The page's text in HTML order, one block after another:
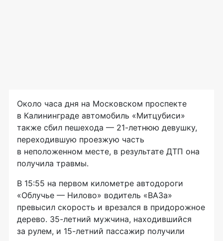
Около часа дня на Московском проспекте
в Калининграде автомобиль «Митцубиси»
также сбил пешехода — 21-летнюю девушку,
переходившую проезжую часть
в неположенном месте, в результате ДТП она
получила травмы.
В 15:55 на первом километре автодороги
«Облучье — Нилово» водитель «ВАЗа»
превысил скорость и врезался в придорожное
дерево. 35-летний мужчина, находившийся
за рулем, и 15-летний пассажир получили